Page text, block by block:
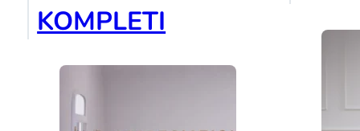
KOMPLETI